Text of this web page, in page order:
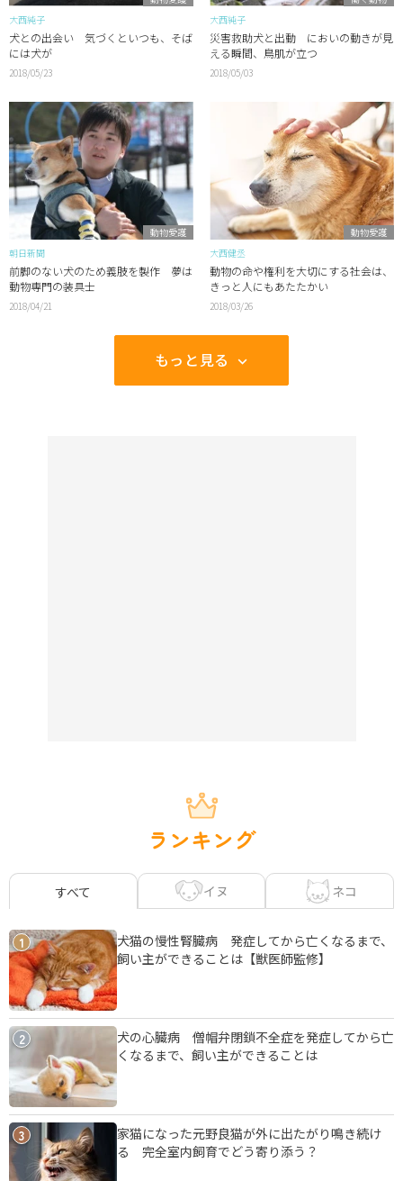
大西純子
犬との出会い 気づくといつも、そば
には犬が
2018/05/23
大西純子
災害救助犬と出動 においの動きが見
える瞬間、鳥肌が立つ
2018/05/03
動物愛護
朝日新聞
前脚のない犬のため義肢を製作 夢は
動物専門の装具士
2018/04/21
動物愛護
大西健丞
動物の命や権利を大切にする社会は、
きっと人にもあたたかい
2018/03/26
もっと見る
ランキング
すべて イヌ ネコ
1
犬猫の慢性腎臓病 発症してから亡くなるまで、
飼い主ができることは【獣医師監修】
2
犬の心臓病 僧帽弁閉鎖不全症を発症してから亡
くなるまで、飼い主ができることは
3
家猫になった元野良猫が外に出たがり鳴き続け
る 完全室内飼育でどう寄り添う？